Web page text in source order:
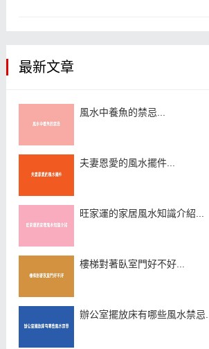
最新文章
風水中養魚的禁忌...
夫妻恩愛的風水擺件...
旺家運的家居風水知識介紹...
樓梯對著臥室門好不好...
辦公室擺放床有哪些風水禁忌...